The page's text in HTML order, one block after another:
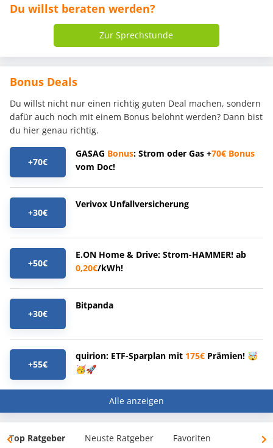
Du willst beraten werden?
Zur Sprechstunde
Bonus Deals
Du willst nicht nur einen richtig guten Deal machen, sondern
dafür auch noch mit einem Bonus belohnt werden? Dann bist
du hier genau richtig.
+70€
GASAG Bonus: Strom oder Gas +70€ Bonus
vom Doc!
+30€
Verivox Unfallversicherung
+50€
E.ON Home & Drive: Strom-HAMMER! ab
0,20€/kWh!
+30€
Bitpanda
+55€
quirion: ETF-Sparplan mit 175€ Prämien! 🤯
🥳🚀
Alle anzeigen
Top Ratgeber Neuste Ratgeber Favoriten